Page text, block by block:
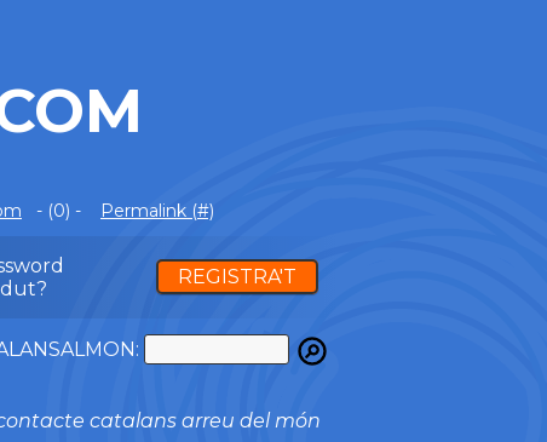
- (0) - Permalink (#)
REGISTRA'T
catalans arreu del món